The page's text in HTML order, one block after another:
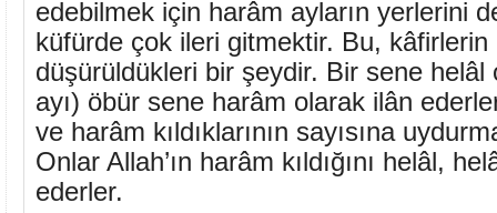
edebilmek için harâm ayların yerlerini
küfürde çok ileri gitmektir. Bu,
düşürüldükleri bir şeydir. Bir sene
ayı) öbür sene harâm olarak ilân
ve harâm kıldıklarının sayısına
Onlar Allah’ın harâm kıldığını helâl,
ederler.